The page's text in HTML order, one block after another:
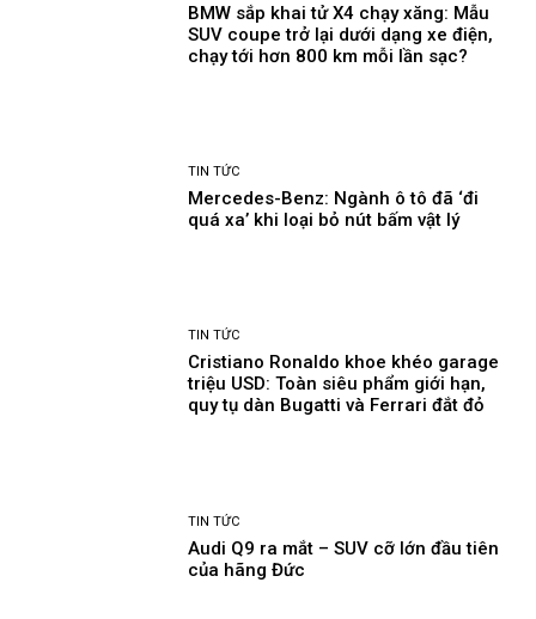
BMW sắp khai tử X4 chạy xăng: Mẫu
SUV coupe trở lại dưới dạng xe điện,
chạy tới hơn 800 km mỗi lần sạc?
TIN TỨC
Mercedes-Benz: Ngành ô tô đã ‘đi
quá xa’ khi loại bỏ nút bấm vật lý
TIN TỨC
Cristiano Ronaldo khoe khéo garage
triệu USD: Toàn siêu phẩm giới hạn,
quy tụ dàn Bugatti và Ferrari đắt đỏ
TIN TỨC
Audi Q9 ra mắt – SUV cỡ lớn đầu tiên
của hãng Đức